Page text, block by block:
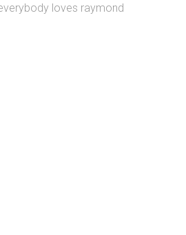
loves raymond